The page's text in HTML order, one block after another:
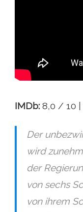
IMDb: 8,0 / 10 |
Der
wird
der
von sechs
von ihrem